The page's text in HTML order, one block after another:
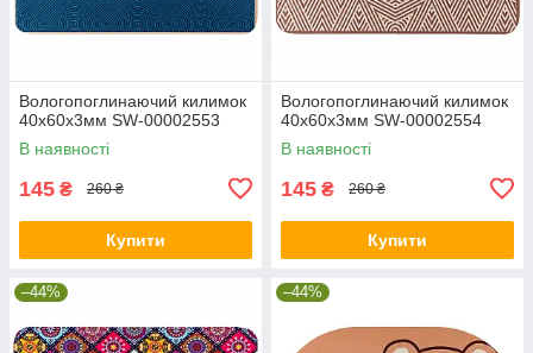
Вологопоглинаючий килимок
40х60х3мм SW-00002553
В наявності
145 ₴ 260 ₴
Купити
Вологопоглинаючий килимок
40х60х3мм SW-00002554
В наявності
145 ₴ 260 ₴
Купити
–44% –44%